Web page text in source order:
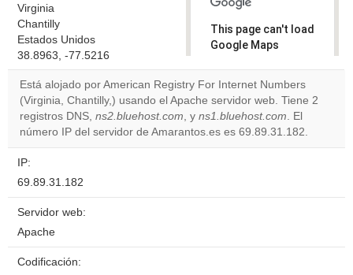
Virginia
Chantilly
Estados Unidos
38.8963, -77.5216
This page can't load
Google Maps
Do you
website?
OK
Está alojado por American Registry For Internet Numbers
(Virginia, Chantilly,) usando el Apache servidor web. Tiene 2
registros DNS, ns2.bluehost.com, y ns1.bluehost.com. El
número IP del servidor de Amarantos.es es 69.89.31.182.
IP:
69.89.31.182
Servidor web:
Apache
Codificación: